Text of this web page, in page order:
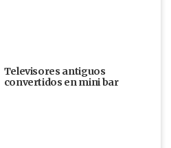
Televisores antiguos
convertidos en mini bar